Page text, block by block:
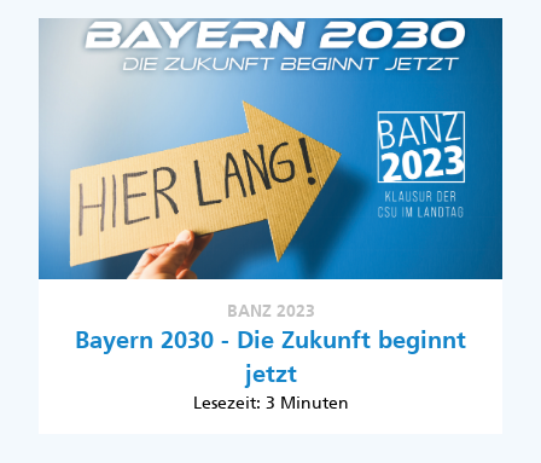
BANZ 2023
Bayern 2030 - Die Zukunft beginnt
jetzt
Lesezeit: 3 Minuten